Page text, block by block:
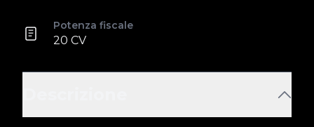
Potenza fiscale
20 CV